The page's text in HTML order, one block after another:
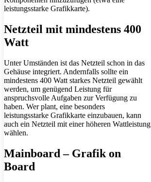
leistungsstarke Grafikkarte).
Netzteil mit mindestens 400
Watt
Unter Umständen ist das Netzteil schon in das
Gehäuse integriert. Andernfalls sollte ein
mindestens 400 Watt starkes Netzteil gewählt
werden, um genügend Leistung für
anspruchsvolle Aufgaben zur Verfügung zu
haben. Wer plant, eine besonders
leistungsstarke Grafikkarte einzubauen, kann
auch ein Netzteil mit einer höheren Wattleistung
wählen.
Mainboard – Grafik on
Board